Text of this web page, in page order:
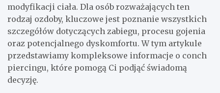
modyfikacji ciała. Dla osób rozważających ten
rodzaj ozdoby, kluczowe jest poznanie wszystkich
szczegółów dotyczących zabiegu, procesu gojenia
oraz potencjalnego dyskomfortu. W tym artykule
przedstawiamy kompleksowe informacje o conch
piercingu, które pomogą Ci podjąć świadomą
decyzję.